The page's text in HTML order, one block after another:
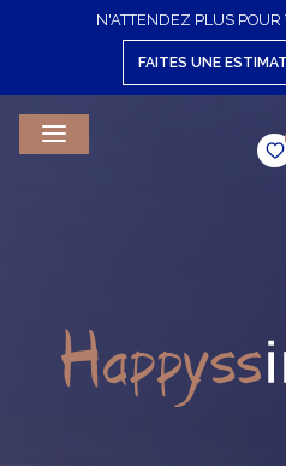
N'ATTENDEZ PLUS
FAITES UNE